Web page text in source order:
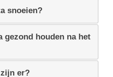
snoeien?
gezond houden na het
er?